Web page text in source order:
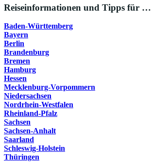
Reiseinformationen und Tipps für …
Baden-Württemberg
Bayern
Berlin
Brandenburg
Bremen
Hamburg
Hessen
Mecklenburg-Vorpommern
Niedersachsen
Nordrhein-Westfalen
Rheinland-Pfalz
Sachsen
Sachsen-Anhalt
Saarland
Schleswig-Holstein
Thüringen